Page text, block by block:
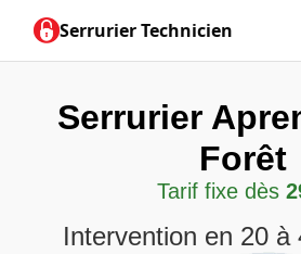
Serrurier Technicien
Serrurier
Forêt
Tarif fixe dès
Intervention en 20 à